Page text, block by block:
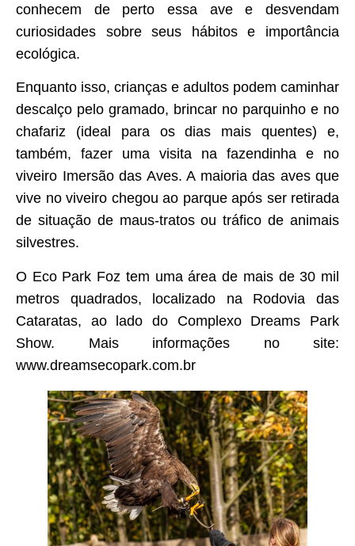
conhecem de perto essa ave e desvendam
curiosidades sobre seus hábitos e importância
ecológica.
Enquanto isso, crianças e adultos podem caminhar
descalço pelo gramado, brincar no parquinho e no
chafariz (ideal para os dias mais quentes) e,
também, fazer uma visita na fazendinha e no
viveiro Imersão das Aves. A maioria das aves que
vive no viveiro chegou ao parque após ser retirada
de situação de maus-tratos ou tráfico de animais
silvestres.
O Eco Park Foz tem uma área de mais de 30 mil
metros quadrados, localizado na Rodovia das
Cataratas, ao lado do Complexo Dreams Park
Show. Mais informações no site:
www.dreamsecopark.com.br